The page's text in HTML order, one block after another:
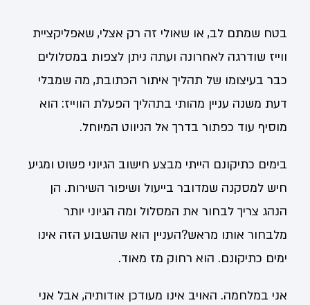
בטח שמתם לב, או שאולי זה רק אצלי, שאפליקציית
ווייז שודרגה לאחרונה ועתה ניתן לצפות במסלולים
כבר בעיצומו של תהליך איתור הכתובת, מה שמבלי
דעת משנה עניין מהותי בתהליך הפעלת הווייז: הוא
מוסיף עוד כפתור בדרך אל הניווט המיוחל.
בימים כתיקונם הייתי מבצע חישוב הגיוני פשוט ומגיע
חיש למסקנה שמדובר בייעול ושיפור השירות. הן
הנהג צריך לבחור את המסלול ומה הגיוני יותר
מלבחור אותו מראש?העניין הוא שהשבוע הזה אינו
ימים כתיקונם. הוא רחוק מז מאוד.
אני במלחמה. האויב אינו מעודכן אודותיה, אבל אני